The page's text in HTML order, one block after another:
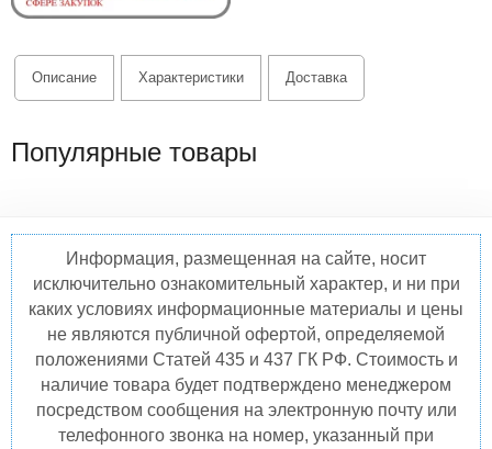
Описание Характеристики Доставка
Популярные товары
Информация, размещенная на сайте, носит
исключительно ознакомительный характер, и ни при
каких условиях информационные материалы и цены
не являются публичной офертой, определяемой
положениями Статей 435 и 437 ГК РФ. Стоимость и
наличие товара будет подтверждено менеджером
посредством сообщения на электронную почту или
телефонного звонка на номер, указанный при